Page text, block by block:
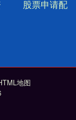
股票申请配
地图